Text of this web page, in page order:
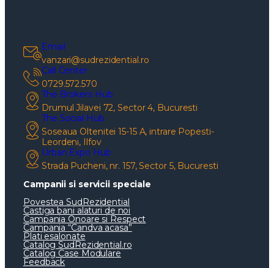
Email
vanzari@sudrezidential.ro
Call Center
0729.572.570
The Brokers Hub
Drumul Jilavei 72, Sector 4, Bucuresti
The Social Hub
Soseaua Oltenitei 15-15 A, intrare Popesti-
Leordeni, Ilfov
Urban Expo Hub
Strada Pucheni, nr. 157, Sector 5, Bucuresti
Campanii si servicii speciale
Povestea SudRezidential
Castiga bani alaturi de noi
Campania Onoare si Respect
Campania “Candva acasa”
Plati esalonate
Catalog SudRezidential.ro
Catalog Case Modulare
Feedback